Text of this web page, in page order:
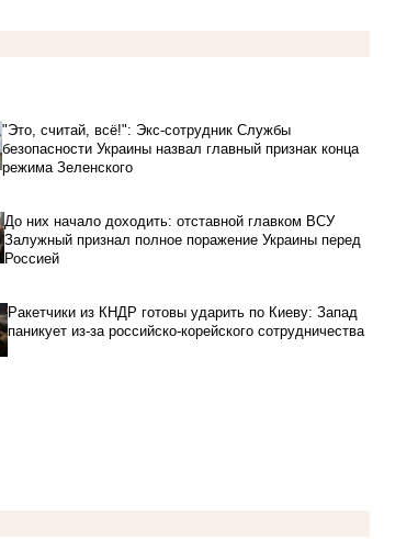
"Это, считай, всё!": Экс-сотрудник Службы
безопасности Украины назвал главный признак конца
режима Зеленского
До них начало доходить: отставной главком ВСУ
Залужный признал полное поражение Украины перед
Россией
Ракетчики из КНДР готовы ударить по Киеву: Запад
паникует из-за российско-корейского сотрудничества